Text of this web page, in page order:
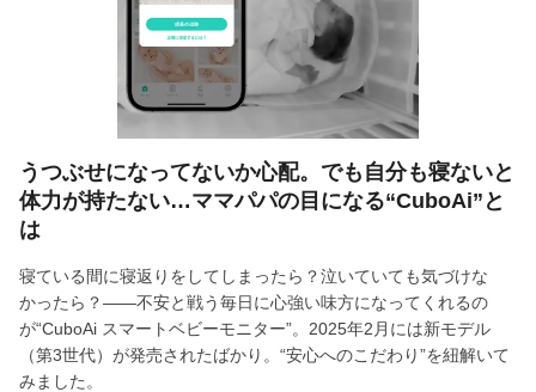
うつぶせになってないか心配。でも自分も寝ないと
体力が持たない…ママパパの目になる“CuboAi”と
は
寝ている間に寝返りをしてしまったら？泣いていても気づけな
かったら？——不安と戦う毎日に心強い味方になってくれるの
が“CuboAi スマートベビーモニター”。2025年2月には新モデル
（第3世代）が発売されたばかり。“安心へのこだわり”を紐解いて
みました。